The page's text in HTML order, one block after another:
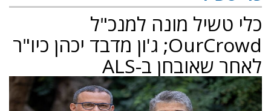
כלי טשיל מונה למנכ"ל
OurCrowd; ג'ון מדבד יכהן כיו"ר
לאחר שאובחן ב-ALS